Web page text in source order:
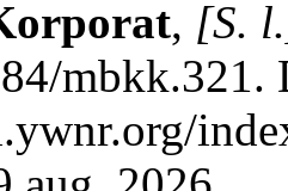
, [S.
mbkk.321.